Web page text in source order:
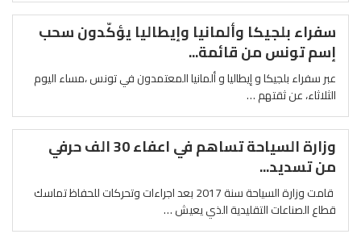
سفراء بلجيكا وألمانيا وإيطاليا يؤكّدون سحب
إسم تونس من قائمة...
عبر سفراء بلجيكا و إيطاليا و ألمانيا المعتمدون في تونس ،مساء اليوم
الثلاثاء، عن ثقتهم …
وزارة السياحة تساهم في اعفاء 30 الف حرفي
من تسديد...
قامت وزارة السياحة سنة 2017 بعد اجراءات وتحركات للحفاظ تماسك
قطاع الصناعات التقليدية الذي يعيش …